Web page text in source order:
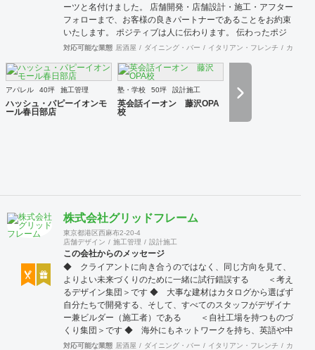
ーツと名付けました。 店舗開発・店舗設計・施工・アフター
フォローまで、お客様の良きパートナーであることをお約束
いたします。 ポジティブは人に伝わります。 伝わったポジ
ティブが幸せを呼び込み、呼び込んだ幸せが、さらに大きな
社ならではの実績をご確認下さい。 <a
href="https://www.partsinc.co.jp/">https://www.partsinc.co.jp/</a>
対応可能な業態 居酒屋 ダイニング・バー イタリアン・フレンチ カフェ
アパレル 40坪 施工管理
ハッシュ・パピーイオンモ
ール春日部店
塾・学校 50坪 設計施工
英会話イーオン 藤沢OPA
校
株式会社グリッドフレーム
東京都港区西麻布2-20-4
店舗デザイン
施工管理 設計施工
この会社からのメッセージ
◆ クライアントに向き合うのではなく、同じ方向を見て、
よりよい未来づくりのために一緒に試行錯誤する ＜考え
るデザイン集団＞です ◆ 大事な建材はカタログから選ばず
自分たちで開発する、そして、すべてのスタッフがデザイナ
ー兼ビルダー（施工者）である ＜自社工場を持つものづ
くり集団＞です ◆ 海外にもネットワークを持ち、英語や中
国語に堪能なスタッフたちが、海外から国内への出店をスム
対応可能な業態 居酒屋 ダイニング・バー イタリアン・フレンチ カフェ